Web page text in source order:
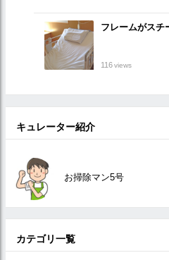
フレームがスチ
116views
キュレーター紹介
お掃除マン5号
カテゴリ一覧